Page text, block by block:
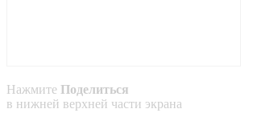
Нажмите Поделиться
в нижней верхней части экрана